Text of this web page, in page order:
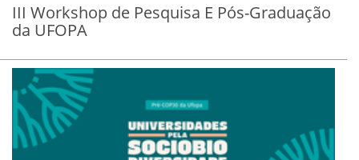
III Workshop de Pesquisa E Pós-Graduação
da UFOPA